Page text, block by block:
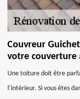
Couvreur
votre couverture
Une toiture doit être
l’intérieur. Si vous êtes